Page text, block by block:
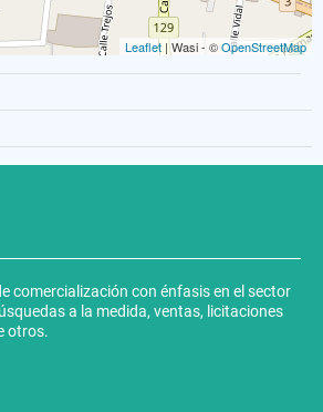
Leaflet | Wasi - ©OpenStreetMap
comercialización con énfasis en el sector
a la medida, ventas, licitaciones
otros.